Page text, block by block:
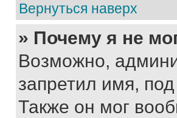
Вернуться наверх
» Почему я не
Возможно,
запретил имя,
Также он мог